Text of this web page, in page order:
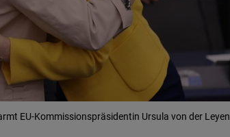
EU-Kommissionspräsidentin Ursula von der Leyen